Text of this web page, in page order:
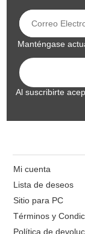
Manténgase
Al suscribirte
Mi cuenta
Lista de deseos
Sitio para PC
Términos y
Política de